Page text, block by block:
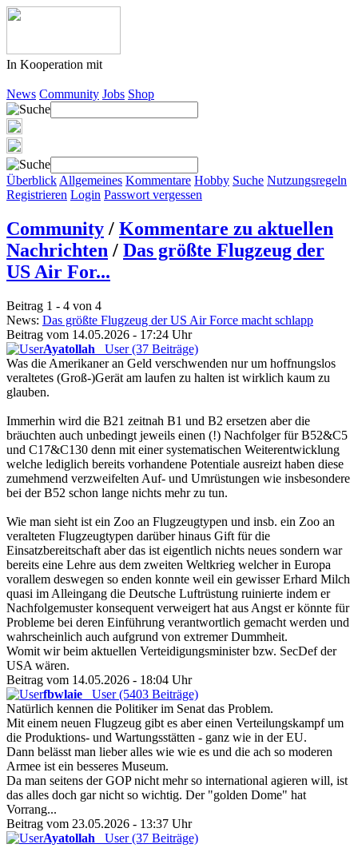
In Kooperation mit
News Community Jobs Shop
Überblick Allgemeines Kommentare Hobby Suche Nutzungsregeln
Registrieren Login Passwort vergessen
Community / Kommentare zu aktuellen
Nachrichten / Das größte Flugzeug der
US Air For...
Beitrag 1 - 4 von 4
News: Das größte Flugzeug der US Air Force macht schlapp
Beitrag vom 14.05.2026 - 17:24 Uhr
Ayatollah
User (37 Beiträge)
Was die Amerikaner an Geld verschwenden nur um hoffnungslos
veraltetes (Groß-)Gerät am laufen zu halten ist wirklich kaum zu
glauben.
Immerhin wird die B21 zeitnah B1 und B2 ersetzen aber die
bräuchten auch unbedingt jeweils einen (!) Nachfolger für B52&C5
und C17&C130 denn mit einer systematischen Weiterentwicklung
welche lediglich bereits vorhandene Potentiale ausreizt haben diese
zumehmend verzweifelten Auf- und Umrüstungen wie insbesondere
bei der B52 schon lange nichts mehr zu tun.
Wie man sieht ist ein Zoo an Flugzeugtypen und insb. ein Zoo an
veralteten Flugzeugtypen darüber hinaus Gift für die
Einsatzbereitschaft aber das ist eigentlich nichts neues sondern war
bereits eine Lehre aus dem zweiten Weltkrieg welcher in Europa
vorallem deswegen so enden konnte weil ein gewisser Erhard Milch
quasi im Alleingang die Deutsche Luftrüstung ruinierte indem er
Nachfolgemuster konsequent verweigert hat aus Angst er könnte für
Probleme bei deren Einführung verantwortlich gemacht werden und
wahrscheinlich auch aufgrund von extremer Dummheit.
Womit wir beim aktuellen Verteidigungsminister bzw. SecDef der
USA wären.
Beitrag vom 14.05.2026 - 18:04 Uhr
fbwlaie
User (5403 Beiträge)
Natürlich kennen die Politiker im Senat das Problem.
Mit einem neuen Flugzeug gibt es aber einen Verteilungskampf um
die Produktions- und Wartungsstätten - ganz wie in der EU.
Dann belässt man lieber alles wie wie es und die ach so moderen
Armee ist ein besseres Museum.
Da man seitens der GOP nicht mehr so international agieren will, ist
das alles doch gar nicht so wichtig. Der "golden Dome" hat
Vorrang...
Beitrag vom 23.05.2026 - 13:37 Uhr
Ayatollah
User (37 Beiträge)